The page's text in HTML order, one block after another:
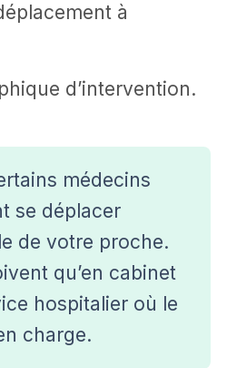
à
d’intervention.
médecins
se déplacer
de votre proche.
qu’en cabinet
hospitalier où le
charge.